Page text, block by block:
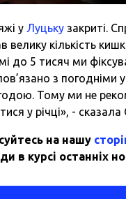
у Луцьку закриті.
велику кількість
до 5 тисяч ми
з погодніми
Тому ми не
у річці», -
на нашу
в курсі останніх